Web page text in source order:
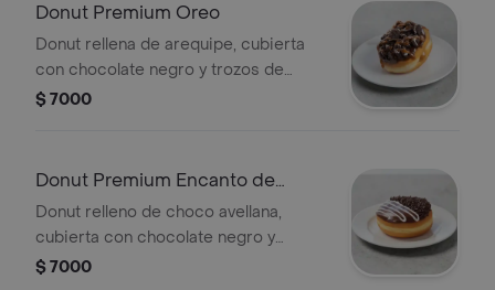
Donut Premium Oreo
Donut rellena de arequipe, cubierta
con chocolate negro y trozos de
galleta oreo
$ 7000
Donut Premium Encanto de
Chocolate
Donut relleno de choco avellana,
cubierta con chocolate negro y
grageas de chocolate
$ 7000